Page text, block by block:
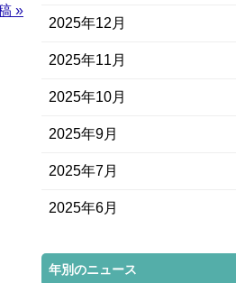
»
2025年12月
2025年11月
2025年10月
2025年9月
2025年7月
2025年6月
年別のニュース